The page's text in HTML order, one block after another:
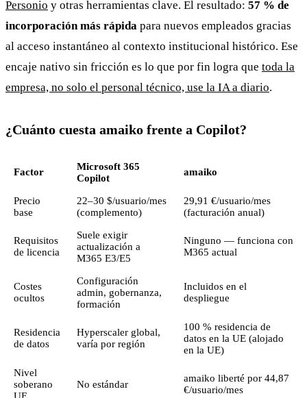
Personio y otras herramientas clave. El resultado: 57 % de
incorporación más rápida para nuevos empleados gracias
al acceso instantáneo al contexto institucional histórico. Ese
encaje nativo sin fricción es lo que por fin logra que toda la
empresa, no solo el personal técnico, use la IA a diario.
¿Cuánto cuesta amaiko frente a Copilot?
Factor
Microsoft 365
Copilot
amaiko
Precio
base
22–30 $/usuario/mes
(complemento)
29,91 €/usuario/mes
(facturación anual)
Requisitos
de licencia
Suele exigir
actualización a
M365 E3/E5
Ninguno — funciona con
M365 actual
Costes
ocultos
Configuración
admin, gobernanza,
formación
Incluidos en el
despliegue
Residencia
de datos
Hyperscaler global,
varía por región
100 % residencia de
datos en la UE (alojado
en la UE)
Nivel
soberano
No estándar
amaiko liberté por 44,87
€/usuario/mes